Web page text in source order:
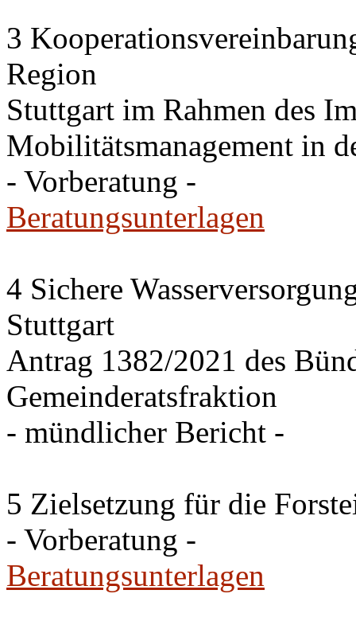
3
Region
Stuttgart im Rahmen des
Mobilitätsmanagement in
- Vorberatung -
Beratungsunterlagen
4 Sichere
Stuttgart
Antrag 1382/2021 des
Gemeinderatsfraktion
- mündlicher Bericht -
5 Zielsetzung für die
- Vorberatung -
Beratungsunterlagen